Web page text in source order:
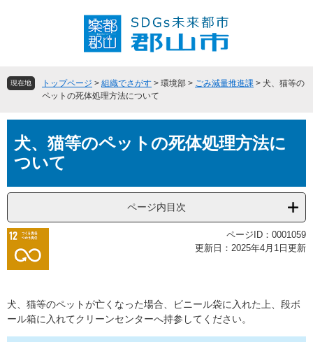
頭
飛現在地 トップページ > 組織でさがす > 環境部 > ごみ減量推進課 > 犬、猫等の
ペットの死体処理方法について
文犬、猫等のペットの死体処理方法に
ついて
ページ内目次
ページID：0001059
更新日：2025年4月1日更新
犬、猫等のペットが亡くなった場合、ビニール袋に入れた上、段ボ
ール箱に入れてクリーンセンターへ持参してください。